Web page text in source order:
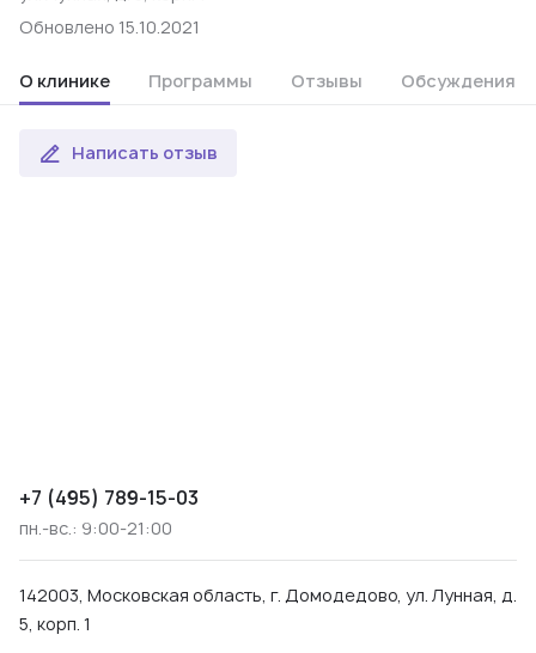
Обновлено 15.10.2021
О клинике Программы Отзывы Обсуждения
Написать отзыв
+7 (495) 789-15-03
пн.-вс.: 9:00-21:00
142003, Московская область, г. Домодедово, ул. Лунная, д.
5, корп. 1